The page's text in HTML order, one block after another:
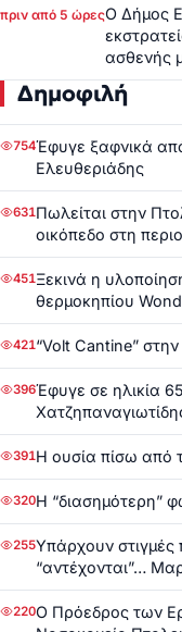
πριν από 5 ώρεςΟ Δήμος
ασθενής
Δημοφιλή
754Έφυγε ξαφνικά
Ελευθεριάδης
631Πωλείται στην
οικόπεδο στη
451Ξεκινά η
θερμοκηπίου
421“Volt Cantine”
396Έφυγε σε ηλικία
391Η ουσία πίσω από
320Η “διασημότερη”
255Υπάρχουν στιγμές
“αντέχονται”…
220Ο Πρόεδρος των